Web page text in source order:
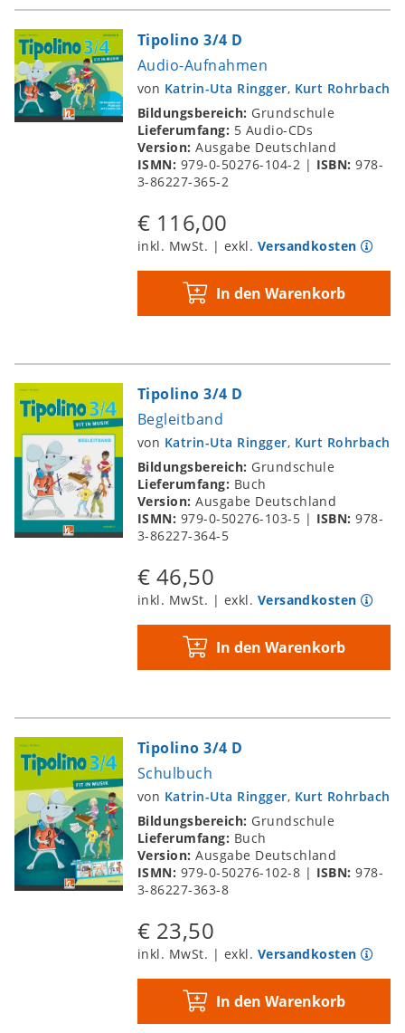
Tipolino 3/4 D
Audio-Aufnahmen
von Katrin-Uta Ringger, Kurt Rohrbach
Bildungsbereich: Grundschule
Lieferumfang: 5 Audio-CDs
Version:Ausgabe Deutschland
ISMN: 979-0-50276-104-2 | ISBN:978-
3-86227-365-2
€ 116,00
inkl. MwSt. | exkl. Versandkosten
In den Warenkorb
Tipolino 3/4 D
Begleitband
von Katrin-Uta Ringger, Kurt Rohrbach
Bildungsbereich: Grundschule
Lieferumfang: Buch
Version:Ausgabe Deutschland
ISMN: 979-0-50276-103-5 | ISBN:978-
3-86227-364-5
€ 46,50
inkl. MwSt. | exkl. Versandkosten
In den Warenkorb
Tipolino 3/4 D
Schulbuch
von Katrin-Uta Ringger, Kurt Rohrbach
Bildungsbereich: Grundschule
Lieferumfang: Buch
Version:Ausgabe Deutschland
ISMN: 979-0-50276-102-8 | ISBN:978-
3-86227-363-8
€ 23,50
inkl. MwSt. | exkl. Versandkosten
In den Warenkorb